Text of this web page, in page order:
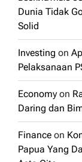
Dunia Tidak
Solid
Investing on
Pelaksanaan
Economy on
Daring dan
Finance on
Papua Yang